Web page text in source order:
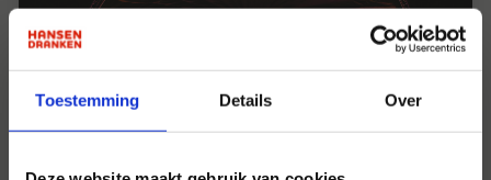
Toestemming Details Over